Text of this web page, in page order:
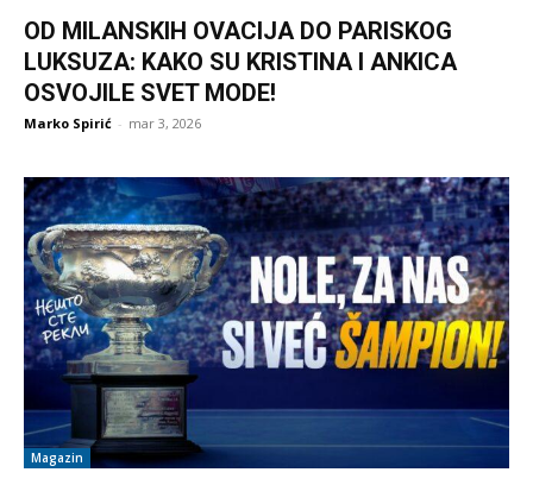
OD MILANSKIH OVACIJA DO PARISKOG
LUKSUZA: KAKO SU KRISTINA I ANKICA
OSVOJILE SVET MODE!
Marko Spirić - mar 3, 2026
Magazin